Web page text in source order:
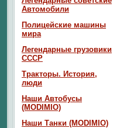
Автомобили
Полицейские машины
мира
Легендарные грузовики
СССР
Тракторы. История,
люди
Наши Автобусы
(MODIMIO)
Наши Танки (MODIMIO)